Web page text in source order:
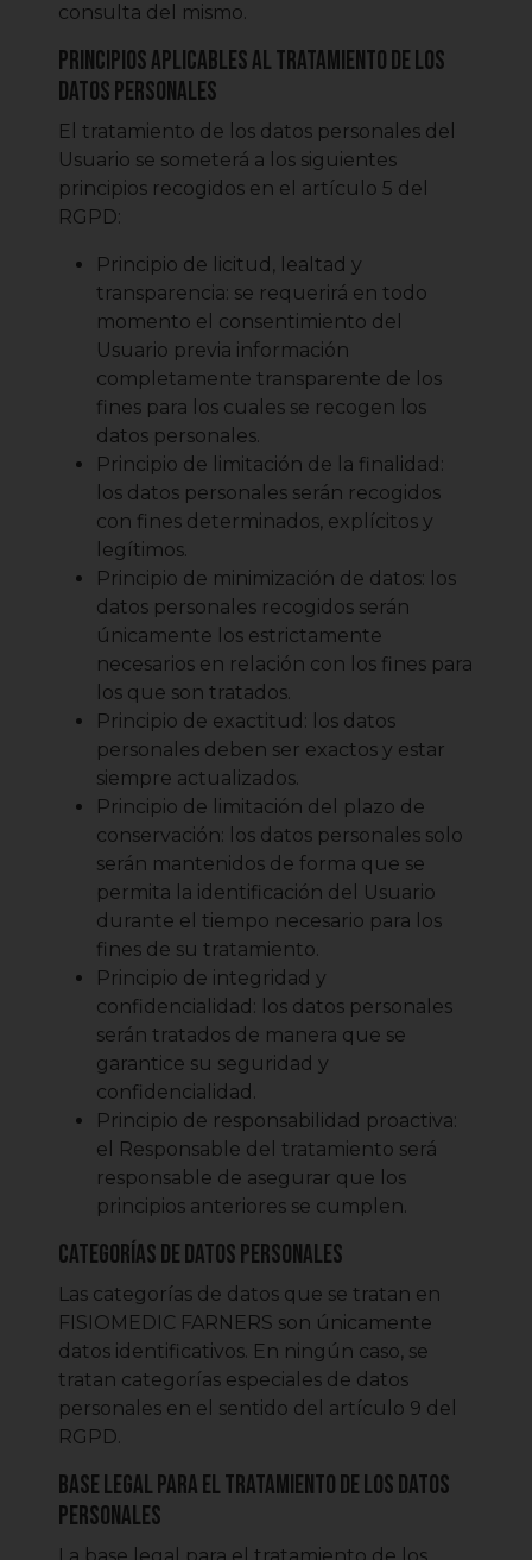
consulta del mismo.
Principios aplicables al tratamiento de los
datos personales
El tratamiento de los datos personales del
Usuario se someterá a los siguientes
principios recogidos en el artículo 5 del
RGPD:
Principio de licitud, lealtad y
transparencia: se requerirá en todo
momento el consentimiento del
Usuario previa información
completamente transparente de los
fines para los cuales se recogen los
datos personales.
Principio de limitación de la finalidad:
los datos personales serán recogidos
con fines determinados, explícitos y
legítimos.
Principio de minimización de datos: los
datos personales recogidos serán
únicamente los estrictamente
necesarios en relación con los fines para
los que son tratados.
Principio de exactitud: los datos
personales deben ser exactos y estar
siempre actualizados.
Principio de limitación del plazo de
conservación: los datos personales solo
serán mantenidos de forma que se
permita la identificación del Usuario
durante el tiempo necesario para los
fines de su tratamiento.
Principio de integridad y
confidencialidad: los datos personales
serán tratados de manera que se
garantice su seguridad y
confidencialidad.
Principio de responsabilidad proactiva:
el Responsable del tratamiento será
responsable de asegurar que los
principios anteriores se cumplen.
Categorías de datos personales
Las categorías de datos que se tratan en
FISIOMEDIC FARNERS son únicamente
datos identificativos. En ningún caso, se
tratan categorías especiales de datos
personales en el sentido del artículo 9 del
RGPD.
Base legal para el tratamiento de los datos
personales